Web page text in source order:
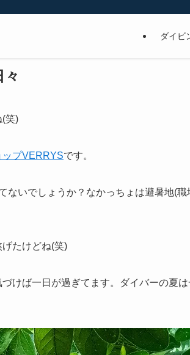
ダイビ
(笑)
プVERRYSです。
ないでしょうか？なかっちょは避暑地(
たけどね(笑)
けば一日が過ぎてます。ダイバーの夏